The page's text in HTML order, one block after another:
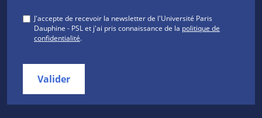
J'accepte de recevoir la newsletter de l'Université Paris
Dauphine - PSL et j'ai pris connaissance de la politique de
confidentialité.
Valider